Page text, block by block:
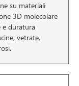
su materiali
3D molecolare
e duratura
vetrate,